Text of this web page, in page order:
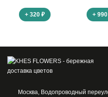
+ 320 ₽ +
Москва, Водопроводный